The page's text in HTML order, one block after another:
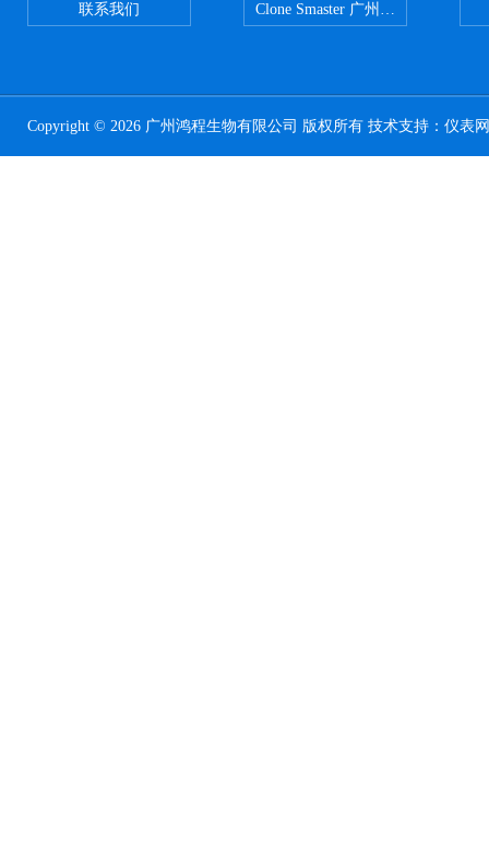
联系我们 Clone Smaster 广州鸿程代理
Copyright © 2026 广州鸿程生物有限公司 版权所有 技术支持： 仪表网